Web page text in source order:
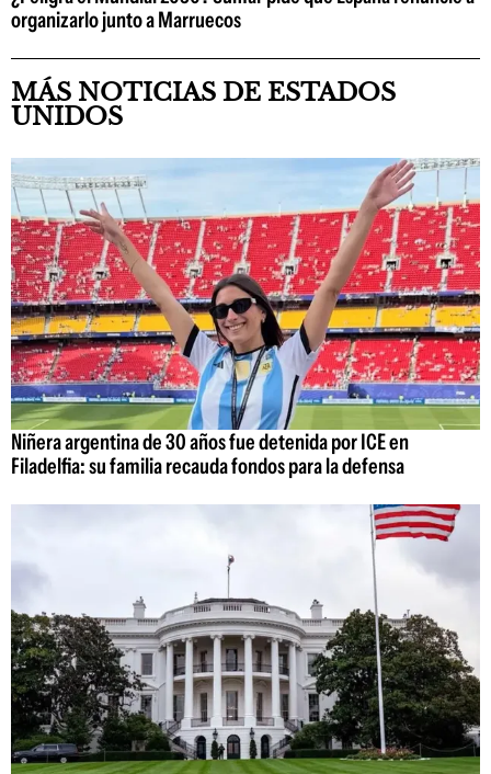
organizarlo junto a Marruecos
MÁS NOTICIAS DE ESTADOS
UNIDOS
Niñera argentina de 30 años fue detenida por ICE en
Filadelfia: su familia recauda fondos para la defensa